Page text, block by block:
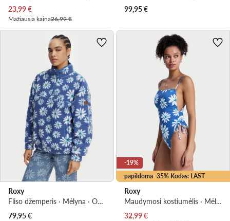
Dabartinė kaina
23,99€
Mažiausia kaina26,99 €
99,95€
Roxy
Fliso džemperis · Mėlyna · Oversize
79,95€
papildoma -35% Kodas: LAST
-19%
Roxy
Maudymosi kostiumėlis · Mėlyna
Dabartinė kaina
32,99€